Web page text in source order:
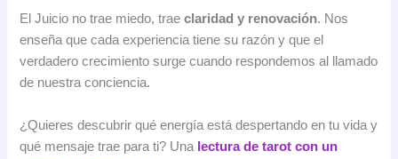
El Juicio no trae miedo, traeclaridad y renovación. Nos
enseña que cada experiencia tiene su razón y que el
verdadero crecimiento surge cuando respondemos al llamado
de nuestra conciencia.
¿Quieres descubrir qué energía está despertando en tu vida y
qué mensaje trae para ti? Una lectura de tarot con un